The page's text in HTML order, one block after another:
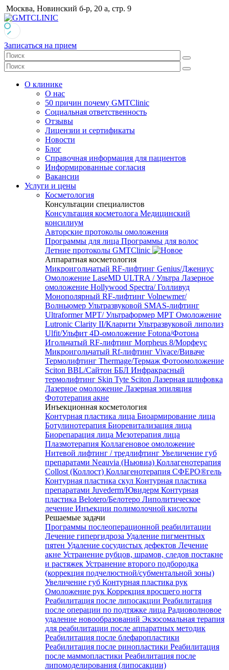
Москва, Новинский б-р, 20 а, стр. 9
Записаться на прием
О клинике
О нас
50 причин почему GMTClinic
Социальная ответственность
Отзывы
Лицензии и сертификаты
Новости
Блог
Справочная информация для пациентов
Информированные согласия
Вакансии
Услуги и цены
Косметология
Консультации специалистов
Консультация косметолога Медицинский
консилиум
Авторские протоколы омоложения
Программы для лица Программы для волос
Летние протоколы GMTClinic
Аппаратная косметология
Микроигольчатый RF-лифтинг Genius/Джениус
Омоложение LaseMD ULTRA / Ультра Лазерное
омоложение Hollywood Spectra/ Голливуд
Монополярный RF-лифтинг Volnewmer/
Волньюмер Ультразвуковой SMAS-лифтинг
Ultraformer MPT/ Ультраформер MPT Омоложение
Lutronic Clarity II/Кларити Ультразвуковой липолиз
Ulfit/Ульфит 4D-омоложение Fotona/Фотона
Игольчатый RF-лифтинг Morpheus 8/Морфеус
Микроигольчатый Rf-лифтинг Vivace/Виваче
Термолифтинг Thermage/Термаж Фотоомоложение
Sciton BBL/Сайтон ББЛ Инфракрасный
термолифтинг Skin Tyte Sciton Лазерная шлифовка
Лазерное омоложение Лазерная эпиляция
Фототерапия акне
Инъекционная косметология
Контурная пластика лица Биоармирование лица
Ботулинотерапия Биоревитализация лица
Биорепарация лица Мезотерапия лица
Плазмотерапия Коллагеновое омоложение
Нитевой лифтинг / тредлифтинг Увеличение губ
препаратами Neauvia (Ньювиа) Коллагенотерапия
Collost (Коллост) Коллагенотерапия СФЕРО®гель
Контурная пластика скул Контурная пластика
препаратами Juvederm/Ювидерм Контурная
пластика Belotero/Белотеро Липолитическое
лечение Инъекции полимолочной кислоты
Решаемые задачи
Программы послеоперационной реабилитации
Лечение гипергидроза Удаление пигментных
пятен Удаление сосудистых дефектов Лечение
акне Устранение рубцов, шрамов, следов постакне
и растяжек Устранение второго подбородка
(коррекция подчелюстной/субментальной зоны)
Увеличение губ Контурная пластика рук
Омоложение рук Коррекция вросшего ногтя
Реабилитация после липосакции Реабилитация
после операции по подтяжке лица Радиоволновое
удаление новообразований Экзосомальная терапия
для реабилитации после аппаратных методик
Реабилитация после блефаропластики
Реабилитация после ринопластики Реабилитация
после маммопластики Реабилитация после
липомоделирования (липосакции)